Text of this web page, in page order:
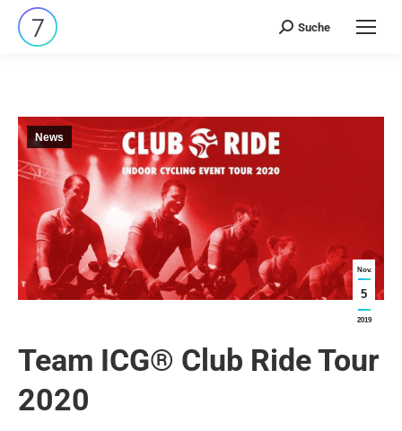
Search:
Suche
Nov.
5
2019
News
Team ICG® Club Ride Tour
2020